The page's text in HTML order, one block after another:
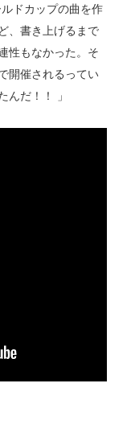
ドカップの曲を作
、書き上げるまで
性もなかった。そ
開催されるってい
んだ！！ 」